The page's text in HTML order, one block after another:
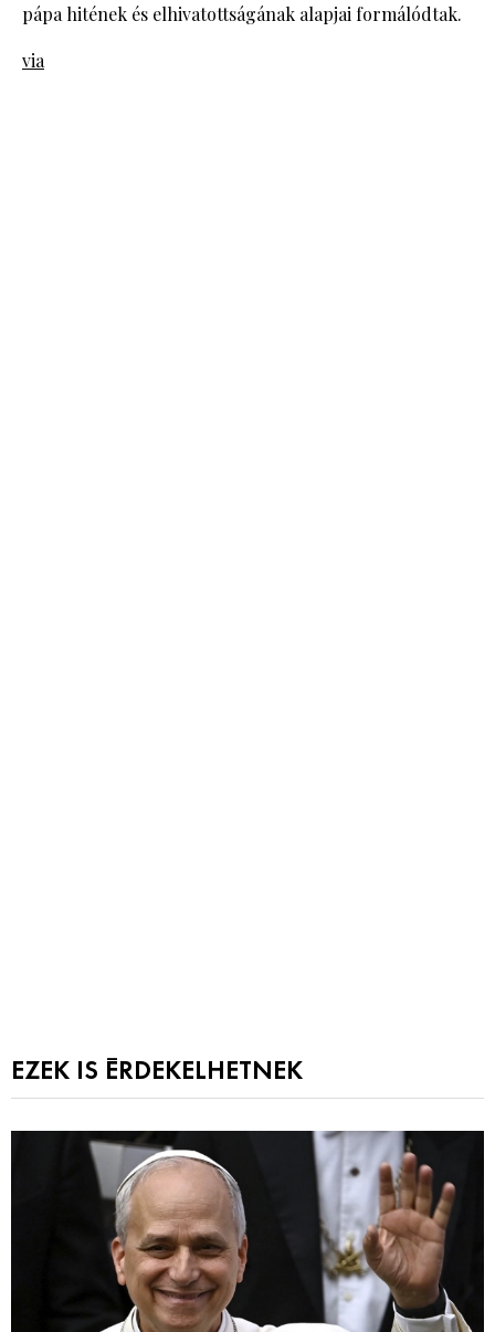
pápa hitének és elhivatottságának alapjai formálódtak.
via
EZEK IS ÉRDEKELHETNEK